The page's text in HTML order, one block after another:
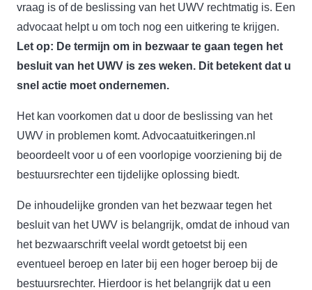
vraag is of de beslissing van het UWV rechtmatig is. Een
advocaat helpt u om toch nog een uitkering te krijgen.
Let op: De termijn om in bezwaar te gaan tegen het
besluit van het UWV is zes weken. Dit betekent dat u
snel actie moet ondernemen.
Het kan voorkomen dat u door de beslissing van het
UWV in problemen komt. Advocaatuitkeringen.nl
beoordeelt voor u of een voorlopige voorziening bij de
bestuursrechter een tijdelijke oplossing biedt.
De inhoudelijke gronden van het bezwaar tegen het
besluit van het UWV is belangrijk, omdat de inhoud van
het bezwaarschrift veelal wordt getoetst bij een
eventueel beroep en later bij een hoger beroep bij de
bestuursrechter. Hierdoor is het belangrijk dat u een